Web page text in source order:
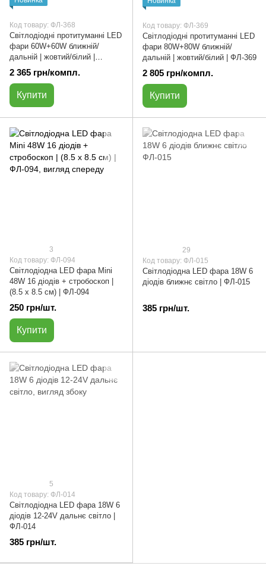
Код товару: ФЛ-368
Світлодіодні протитуманні LED
фари 60W+60W ближній/
дальній | жовтий/білий |
ФЛ-368
2 365 грн/компл.
Купити
Код товару: ФЛ-369
Світлодіодні протитуманні LED
фари 80W+80W ближній/
дальній | жовтий/білий | ФЛ-369
2 805 грн/компл.
Купити
3
Код товару: ФЛ-094
Світлодіодна LED фара Мini
48W 16 діодів + стробоскоп |
(8.5 х 8.5 см) | ФЛ-094
250 грн/шт.
Купити
29
Код товару: ФЛ-015
Cвітлодіодна LED фара 18W 6
діодів ближнє світло | ФЛ-015
385 грн/шт.
5
Код товару: ФЛ-014
Світлодіодна LED фара 18W 6
діодів 12-24V дальнє світло |
ФЛ-014
385 грн/шт.